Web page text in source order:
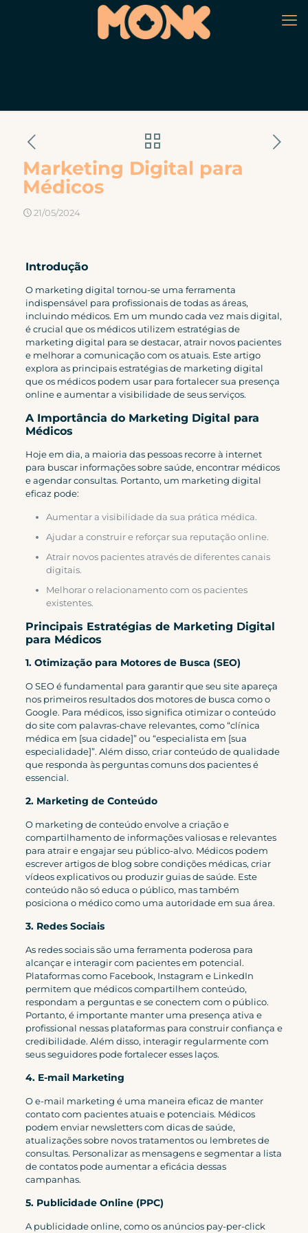
Marketing Digital para
Médicos
21/05/2024
Introdução
O marketing digital tornou-se uma ferramenta
indispensável para profissionais de todas as áreas,
incluindo médicos. Em um mundo cada vez mais digital,
é crucial que os médicos utilizem estratégias de
marketing digital para se destacar, atrair novos pacientes
e melhorar a comunicação com os atuais. Este artigo
explora as principais estratégias de marketing digital
que os médicos podem usar para fortalecer sua presença
online e aumentar a visibilidade de seus serviços.
A Importância do Marketing Digital para
Médicos
Hoje em dia, a maioria das pessoas recorre à internet
para buscar informações sobre saúde, encontrar médicos
e agendar consultas. Portanto, um marketing digital
eficaz pode:
Aumentar a visibilidade da sua prática médica.
Ajudar a construir e reforçar sua reputação online.
Atrair novos pacientes através de diferentes canais
digitais.
Melhorar o relacionamento com os pacientes
existentes.
Principais Estratégias de Marketing Digital
para Médicos
1. Otimização para Motores de Busca (SEO)
O SEO é fundamental para garantir que seu site apareça
nos primeiros resultados dos motores de busca como o
Google. Para médicos, isso significa otimizar o conteúdo
do site com palavras-chave relevantes, como “clínica
médica em [sua cidade]” ou “especialista em [sua
especialidade]”. Além disso, criar conteúdo de qualidade
que responda às perguntas comuns dos pacientes é
essencial.
2. Marketing de Conteúdo
O marketing de conteúdo envolve a criação e
compartilhamento de informações valiosas e relevantes
para atrair e engajar seu público-alvo. Médicos podem
escrever artigos de blog sobre condições médicas, criar
vídeos explicativos ou produzir guias de saúde. Este
conteúdo não só educa o público, mas também
posiciona o médico como uma autoridade em sua área.
3. Redes Sociais
As redes sociais são uma ferramenta poderosa para
alcançar e interagir com pacientes em potencial.
Plataformas como Facebook, Instagram e LinkedIn
permitem que médicos compartilhem conteúdo,
respondam a perguntas e se conectem com o público.
Portanto, é importante manter uma presença ativa e
profissional nessas plataformas para construir confiança e
credibilidade. Além disso, interagir regularmente com
seus seguidores pode fortalecer esses laços.
4. E-mail Marketing
O e-mail marketing é uma maneira eficaz de manter
contato com pacientes atuais e potenciais. Médicos
podem enviar newsletters com dicas de saúde,
atualizações sobre novos tratamentos ou lembretes de
consultas. Personalizar as mensagens e segmentar a lista
de contatos pode aumentar a eficácia dessas
campanhas.
5. Publicidade Online (PPC)
A publicidade online, como os anúncios pay-per-click